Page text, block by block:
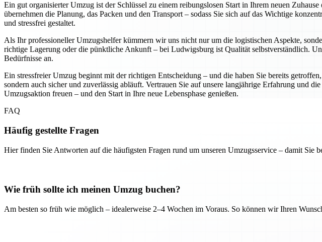
Ein gut organisierter Umzug ist der Schlüssel zu einem reibungslosen Start in Ihrem neuen
übernehmen die Planung, das Packen und den Transport – sodass Sie sich auf das Wichtige
und stressfrei gestaltet.
Als Ihr professioneller Umzugshelfer kümmern wir uns nicht nur um die logistischen Aspekte,
richtige Lagerung oder die pünktliche Ankunft – bei Ludwigsburg ist Qualität selbstverständlich.
Bedürfnisse an.
Ein stressfreier Umzug beginnt mit der richtigen Entscheidung – und die haben Sie bereits
sondern auch sicher und zuverlässig abläuft. Vertrauen Sie auf unsere langjährige Erfahrung und
Umzugsaktion freuen – und den Start in Ihre neue Lebensphase genießen.
FAQ
Häufig gestellte Fragen
Hier finden Sie Antworten auf die häufigsten Fragen rund um unseren Umzugsservice – damit Sie
Wie früh sollte ich meinen Umzug buchen?
Am besten so früh wie möglich – idealerweise 2–4 Wochen im Voraus. So können wir Ihren